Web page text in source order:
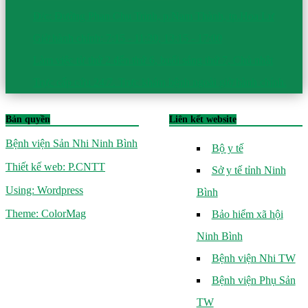
Bản quyền
Bệnh viện Sản Nhi Ninh Bình
Thiết kế web: P.CNTT
Using: Wordpress
Theme: ColorMag
Liên kết website
Bộ y tế
Sở y tế tỉnh Ninh
Bình
Bảo hiểm xã hội
Ninh Bình
Bệnh viện Nhi TW
Bệnh viện Phụ Sản
TW